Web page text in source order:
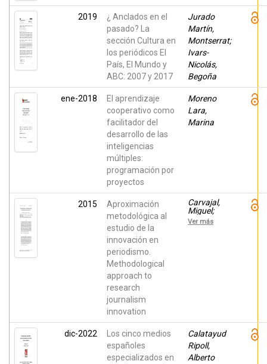
2019
¿ Anclados en el
pasado? La
sección Cultura en
los periódicos El
País, El Mundo y
ABC: 2007 y 2017
Jurado
Martín,
Montserrat;
Ivars-
Nicolás,
Begoña
ene-2018
El aprendizaje
cooperativo como
facilitador del
desarrollo de las
inteligencias
múltiples:
programación por
proyectos
Moreno
Lara,
Marina
2015
Aproximación
metodológica al
estudio de la
innovación en
periodismo.
Methodological
approach to
research
journalism
innovation
Carvajal,
Miguel;
Arias
Robles,
Ver más
dic-2022
Los cinco medios
españoles
especializados en
Calatayud
Ripoll,
Alberto